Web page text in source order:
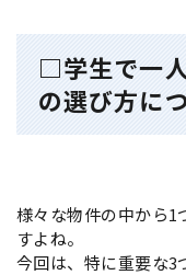
□学生で一
の選び方に
様々な物件の中から1
すよね。
今回は、特に重要な3